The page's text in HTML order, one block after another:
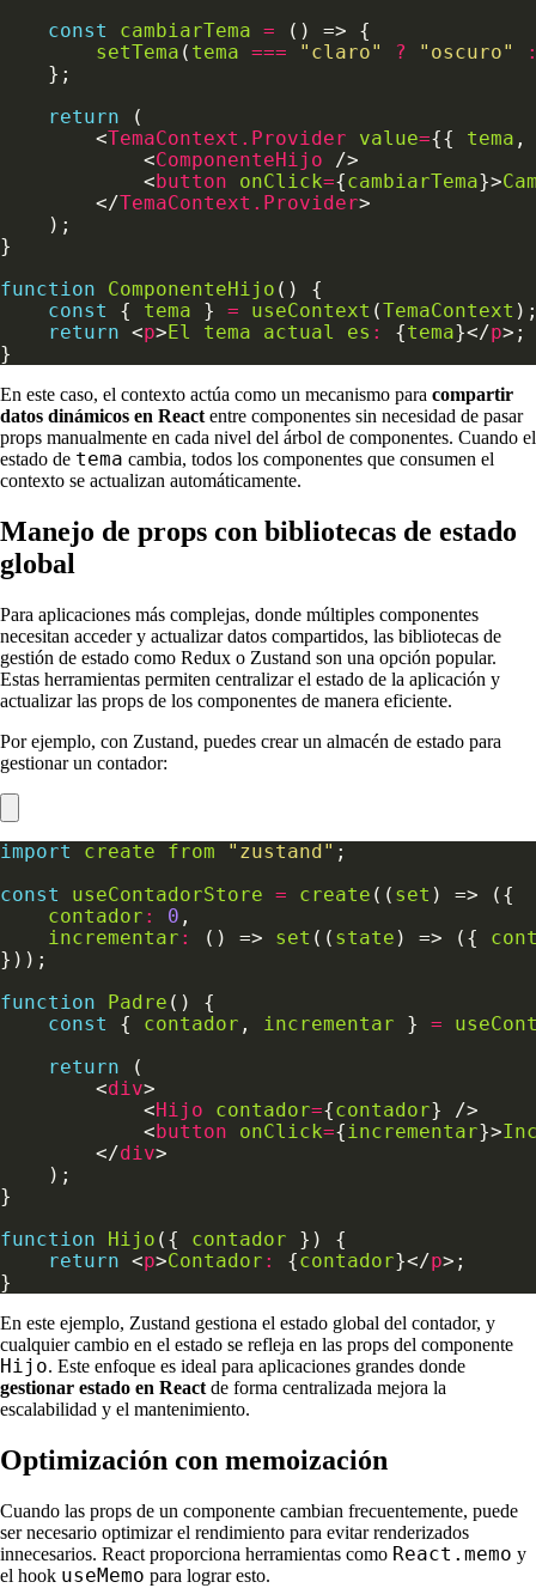
const
cambiarTema =
setTema ( tema === "claro" ? "oscuro"
return
        <
TemaContext.Provider value={{ tema
            <
ComponenteHijo
            <
button onClick={cambiarTema}>
        </
TemaContext.Provider
function
ComponenteHijo
const
{ tema } = useContext (TemaContext
return <p>El tema actual es : {tema}</p
En este caso, el contexto actúa como un mecanismo para compartir
datos dinámicos en React entre componentes sin necesidad de pasar
props manualmente en cada nivel del árbol de componentes. Cuando el
estado de tema cambia, todos los componentes que consumen el
contexto se actualizan automáticamente.
Manejo de props con bibliotecas de estado
global
Para aplicaciones más complejas, donde múltiples componentes
necesitan acceder y actualizar datos compartidos, las bibliotecas de
gestión de estado como Redux o Zustand son una opción popular.
Estas herramientas permiten centralizar el estado de la aplicación y
actualizar las props de los componentes de manera eficiente.
Por ejemplo, con Zustand, puedes crear un almacén de estado para
gestionar un contador:
import create from "zustand"
const
useContadorStore = create (( set
contador : 0
incrementar : () => set (( state ) => ({
function
Padre
const
{ contador , incrementar } =
return
        <
div
            <
Hijo contador={contador
            <
button onClick={ incrementar}>
        </
div
function
Hijo ({ contador
return <p>Contador : {contador}</p
En este ejemplo, Zustand gestiona el estado global del contador, y
cualquier cambio en el estado se refleja en las props del componente
Hijo. Este enfoque es ideal para aplicaciones grandes donde
gestionar estado en React de forma centralizada mejora la
escalabilidad y el mantenimiento.
Optimización con memoización
Cuando las props de un componente cambian frecuentemente, puede
ser necesario optimizar el rendimiento para evitar renderizados
innecesarios. React proporciona herramientas como React.memo y
el hook useMemo para lograr esto.